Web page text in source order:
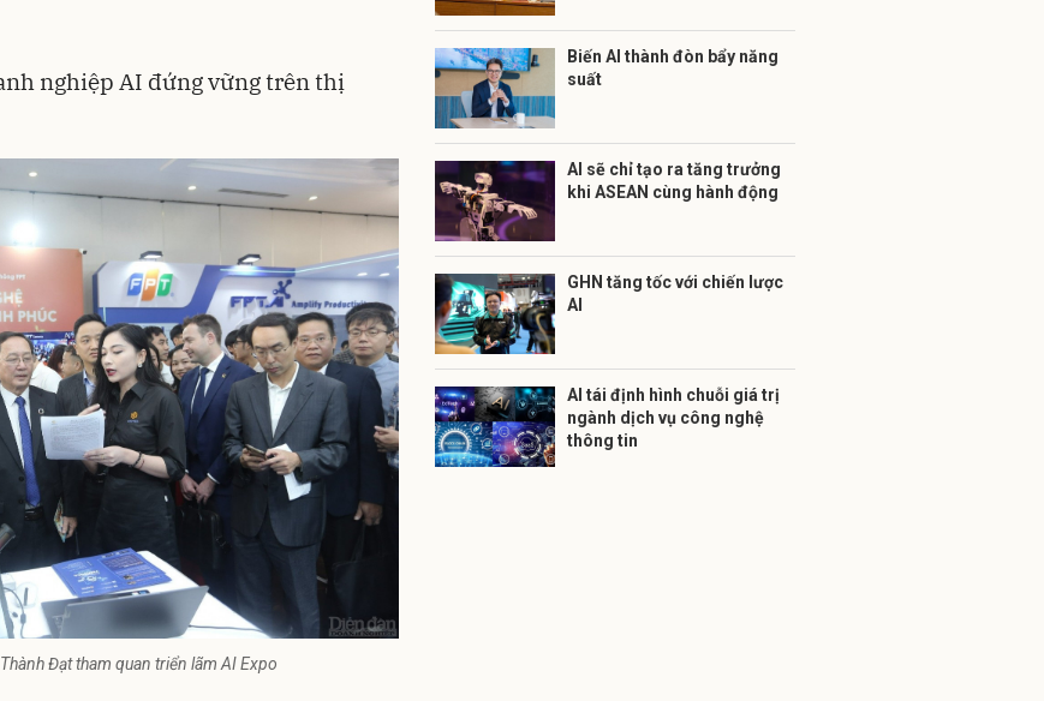
nghiệp AI đứng vững trên thị
Đạt tham quan triển lãm AI Expo
Biến AI thành đòn bẩy năng
suất
AI sẽ chỉ tạo ra tăng trưởng
khi ASEAN cùng hành động
GHN tăng tốc với chiến lược
AI
AI tái định hình chuỗi giá trị
ngành dịch vụ công nghệ
thông tin